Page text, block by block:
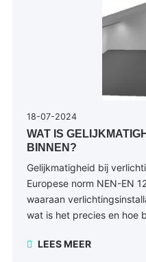
18-07-2024
WAT IS
BINNEN?
Gelijkmatigheid bij
Europese norm NEN-EN
waaraan
wat is het precies en hoe
LEES MEER